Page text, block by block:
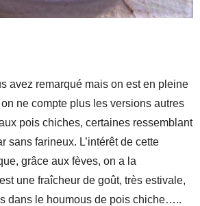
avez remarqué mais on est en pleine
ne compte plus les versions autres
pois chiches, certaines ressemblant
sans farineux. L’intérêt de cette
grâce aux fèves, on a la
une fraîcheur de goût, très estivale,
dans le houmous de pois chiche…..